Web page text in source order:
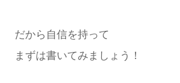
だから自信を持って
まずは書いてみましょう！